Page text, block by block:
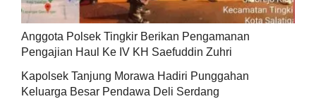
Anggota Polsek Tingkir Berikan Pengamanan
Pengajian Haul Ke IV KH Saefuddin Zuhri
Kapolsek Tanjung Morawa Hadiri Punggahan
Keluarga Besar Pendawa Deli Serdang